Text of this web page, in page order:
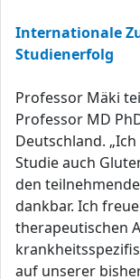
Internationale
Studienerfolg
Professor Mäki
Professor MD
Deutschland.
Studie auch
den
dankbar. Ich
therapeutischen
auf unserer